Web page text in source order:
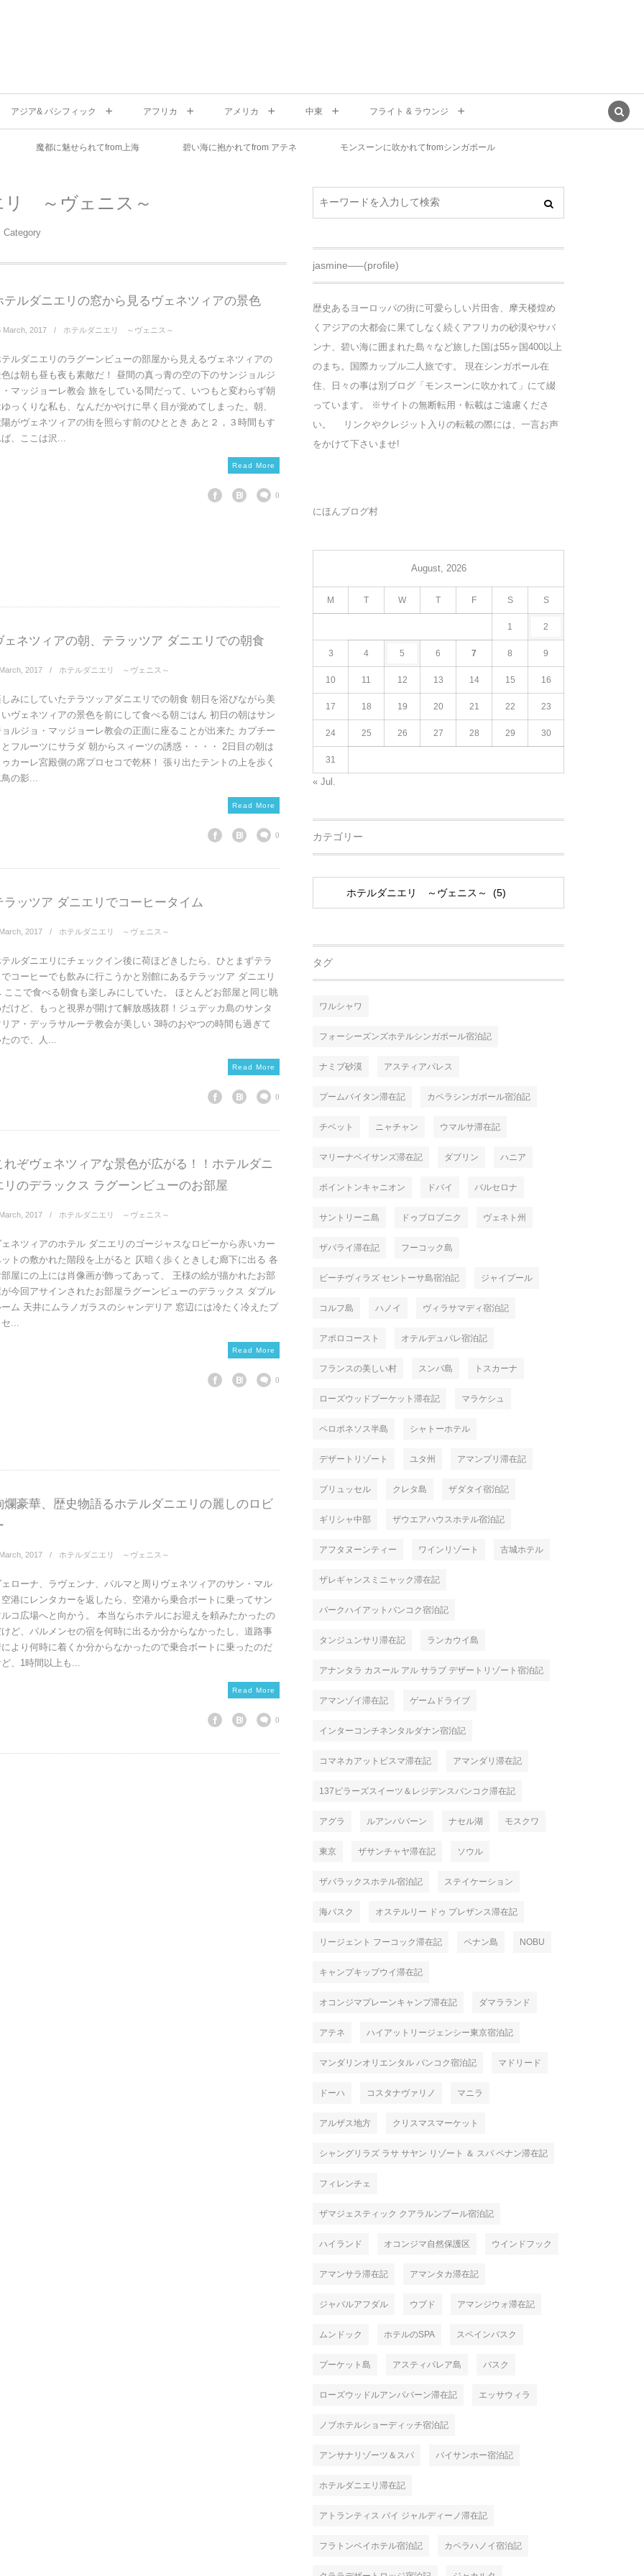
アジア& パシフィック アフリカ アメリカ 中東 フライト & ラウンジ
魔都に魅せられてfrom上海 碧い海に抱かれてfrom アテネ モンスーンに吹かれてfromシンガポール
リ ～ヴェニス～
Category
テルダニエリの窓から見るヴェネツィアの景色
March 2017 ホテルダニエリ ～ヴェニス～
ルダニエリのラグーンビューの部屋から見えるヴェネツィアの
は朝も昼も夜も素敵だ！ 昼間の真っ青の空の下のサンジョルジ
マッジョーレ教会 旅をしている間だって、いつもと変わらず朝
っくりな私も、なんだかやけに早く目が覚めてしまった。朝、
がヴェネツィアの街を照らす前のひととき あと２，３時間もす
、ここは沢...
Read More
0
ェネツィアの朝、テラッツア ダニエリでの朝食
2017 ホテルダニエリ ～ヴェニス～
みにしていたテラツッアダニエリでの朝食 朝日を浴びながら美
ヴェネツィアの景色を前にして食べる朝ごはん 初日の朝はサン
ルジョ・マッジョーレ教会の正面に座ることが出来た カプチー
フルーツにサラダ 朝からスィーツの誘惑・・・・ 2日目の朝は
カーレ宮殿側の席プロセコで乾杯！ 張り出たテントの上を歩く
の影...
Read More
0
ラッツア ダニエリでコーヒータイム
2017 ホテルダニエリ ～ヴェニス～
ルダニエリにチェックイン後に荷ほどきしたら、ひとまずテラ
コーヒーでも飲みに行こうかと別館にあるテラッツア ダニエリ
ここで食べる朝食も楽しみにしていた。 ほとんどお部屋と同じ眺
けど、もっと視界が開けて解放感抜群！ジュデッカ島のサンタ
ア・デッラサルーテ教会が美しい 3時のおやつの時間も過ぎて
ので、人...
Read More
0
れぞヴェネツィアな景色が広がる！！ホテルダニ
リのデラックス ラグーンビューのお部屋
2017 ホテルダニエリ ～ヴェニス～
ネツィアのホテル ダニエリのゴージャスなロビーから赤いカー
トの敷かれた階段を上がると 仄暗く歩くときしむ廊下に出る 各
屋にの上には肖像画が飾ってあって、 王様の絵が描かれたお部
今回アサインされたお部屋ラグーンビューのデラックス ダブル
ム 天井にムラノガラスのシャンデリア 窓辺には冷たく冷えたプ
...
Read More
0
爛豪華、歴史物語るホテルダニエリの麗しのロビ
2017 ホテルダニエリ ～ヴェニス～
ローナ、ラヴェンナ、パルマと周りヴェネツィアのサン・マル
港にレンタカーを返したら、空港から乗合ボートに乗ってサン
コ広場へと向かう。 本当ならホテルにお迎えを頼みたかったの
ど、パルメンセの宿を何時に出るか分からなかったし、道路事
より何時に着くか分からなかったので乗合ボートに乗ったのだ
、1時間以上も...
Read More
0
jasmine—–(profile)
歴史あるヨーロッパの街に可愛らしい片田舎、摩天楼煌め
くアジアの大都会に果てしなく続くアフリカの砂漠やサバ
ンナ、碧い海に囲まれた島々など旅した国は55ヶ国400以上
のまち。国際カップル二人旅です。 現在シンガポール在
住、日々の事は別ブログ「モンスーンに吹かれて」にて綴
っています。 ※サイトの無断転用・転載はご遠慮くださ
い。 リンクやクレジット入りの転載の際には、一言お声
をかけて下さいませ!
にほんブログ村
August, 2026
M T W T F S S
1 2
3 4 5 6 7 8 9
10 11 12 13 14 15 16
17 18 19 20 21 22 23
24 25 26 27 28 29 30
31
« Jul.
カテゴリー
タグ
ワルシャワ
フォーシーズンズホテルシンガポール宿泊記
ナミブ砂漠 アスティアパレス
プームバイタン滞在記 カペラシンガポール宿泊記
チベット ニャチャン ウマルサ滞在記
マリーナベイサンズ滞在記 ダブリン ハニア
ボイントンキャニオン ドバイ バルセロナ
サントリーニ島 ドゥブロブニク ヴェネト州
ザバライ滞在記 フーコック島
ビーチヴィラズ セントーサ島宿泊記 ジャイプール
コルフ島 ハノイ ヴィラサマディ宿泊記
アポロコースト オテルデュパレ宿泊記
フランスの美しい村 スンバ島 トスカーナ
ローズウッドプーケット滞在記 マラケシュ
ペロポネソス半島 シャトーホテル
デザートリゾート ユタ州 アマンプリ滞在記
ブリュッセル クレタ島 ザダタイ宿泊記
ギリシャ中部 ザウエアハウスホテル宿泊記
アフタヌーンティー ワインリゾート 古城ホテル
ザレギャンスミニャック滞在記
パークハイアットバンコク宿泊記
タンジュンサリ滞在記 ランカウイ島
アナンタラ カスール アル サラブ デザートリゾート宿泊記
アマンゾイ滞在記 ゲームドライブ
インターコンチネンタルダナン宿泊記
コマネカアットビスマ滞在記 アマンダリ滞在記
137ピラーズスイーツ＆レジデンスバンコク滞在記
アグラ ルアンパバーン ナセル湖 モスクワ
東京 ザサンチャヤ滞在記 ソウル
ザバラックスホテル宿泊記 ステイケーション
海バスク オステルリー ドゥ プレザンス滞在記
リージェント フーコック滞在記 ペナン島 NOBU
キャンプキップウイ滞在記
オコンジマプレーンキャンプ滞在記 ダマラランド
アテネ ハイアットリージェンシー東京宿泊記
マンダリンオリエンタル バンコク宿泊記 マドリード
ドーハ コスタナヴァリノ マニラ
アルザス地方 クリスマスマーケット
シャングリラズ ラサ サヤン リゾート ＆ スパ ペナン滞在記
フィレンチェ
ザマジェスティック クアラルンプール宿泊記
ハイランド オコンジマ自然保護区 ウインドフック
アマンサラ滞在記 アマンタカ滞在記
ジャバルアフダル ウブド アマンジウォ滞在記
ムンドック ホテルのSPA スペインバスク
プーケット島 アスティパレア島 バスク
ローズウッドルアンパバーン滞在記 エッサウィラ
ノブホテルショーディッチ宿泊記
アンサナリゾーツ＆スパ バイサンホー宿泊記
ホテルダニエリ滞在記
アトランティス バイ ジャルディーノ滞在記
フラトンベイホテル宿泊記 カペラハノイ宿泊記